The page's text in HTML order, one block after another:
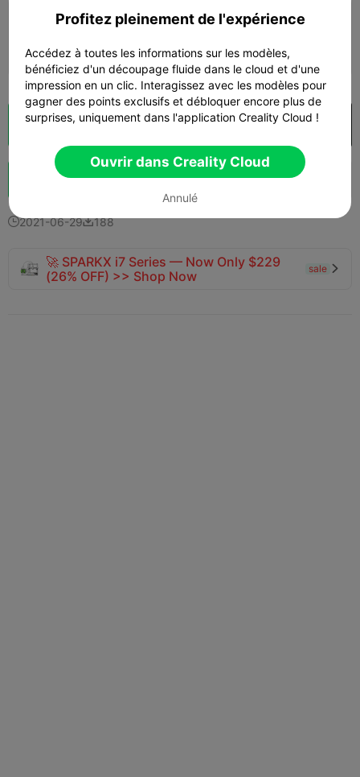
 Ajouter la configuration d'impression
Gagner plus de points
Découpes Ouvrir dans Creality Cloud
Booster 167 32  1
2021-06-29188
🚀 SPARKX i7 Series — Now Only $229
(26% OFF) >> Shop Now
sale 
Profitez pleinement de l'expérience
Accédez à toutes les informations sur les modèles,
bénéficiez d'un découpage fluide dans le cloud et d'une
impression en un clic. Interagissez avec les modèles pour
gagner des points exclusifs et débloquer encore plus de
surprises, uniquement dans l'application Creality Cloud !
Ouvrir dans Creality Cloud
Annulé